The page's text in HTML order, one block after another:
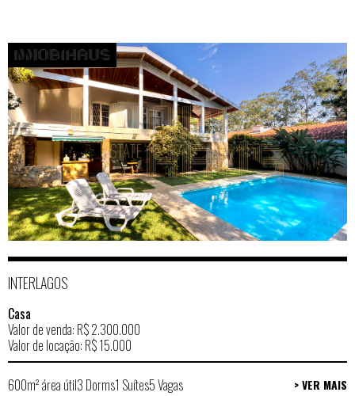
INTERLAGOS
Casa
Valor de venda: R$ 2.300.000
Valor de locação: R$ 15.000
600m² área útil3 Dorms1 Suítes5 Vagas > VER MAIS